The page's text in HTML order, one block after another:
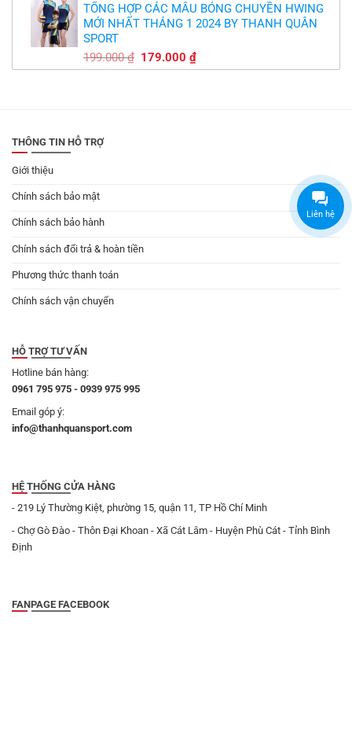
là:
179.000 ₫.
tại
là:
TỔNG HỢP CÁC MẪU BÓNG CHUYỀN HWING
MỚI NHẤT THÁNG 1 2024 BY THANH QUÂN
SPORT
199.000₫ Giá
gốc
179.000₫Giá
hiện
THÔNG TIN HỖ TRỢ
Giới thiệu
Chính sách bảo mật
Chính sách bảo hành
Chính sách đổi trả & hoàn tiền
Phương thức thanh toán
Chính sách vận chuyển
HỖ TRỢ TƯ VẤN
Hotline bán hàng:
0961 795 975 - 0939 975 995
Email góp ý:
info@thanhquansport.com
HỆ THỐNG CỬA HÀNG
- 219 Lý Thường Kiệt, phường 15, quận 11, TP Hồ Chí Minh
- Chợ Gò Đào - Thôn Đại Khoan - Xã Cát Lâm - Huyện Phù Cát - Tỉnh Bình
Định
FANPAGE FACEBOOK
Liên hệ